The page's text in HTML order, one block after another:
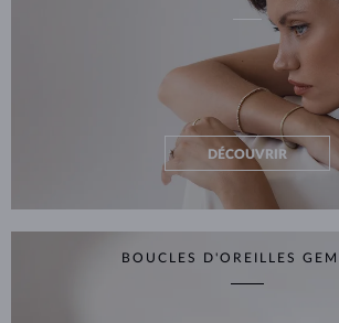
DÉCOUVRIR
BOUCLES D'OREILLES